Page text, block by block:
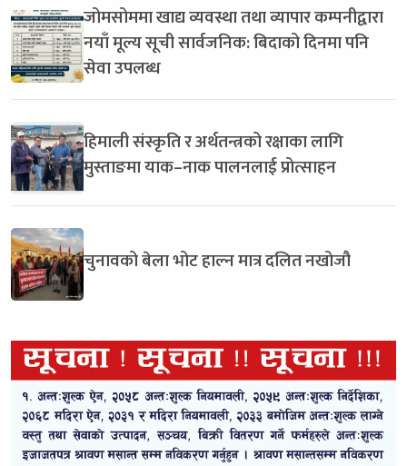
जोमसोममा खाद्य व्यवस्था तथा व्यापार कम्पनीद्वारा
नयाँ मूल्य सूची सार्वजनिक: बिदाको दिनमा पनि
सेवा उपलब्ध
हिमाली संस्कृति र अर्थतन्त्रको रक्षाका लागि
मुस्ताङमा याक–नाक पालनलाई प्रोत्साहन
चुनावको बेला भोट हाल्न मात्र दलित नखोजौ